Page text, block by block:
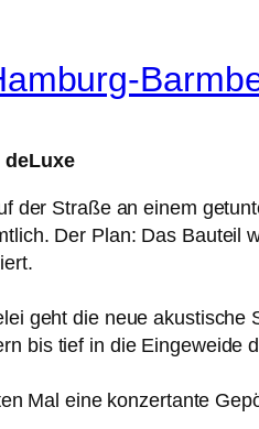
der Straße an einem
Der Plan: Das Bauteil
geht die neue
bis tief in die Eingeweide
Mal eine konzertante